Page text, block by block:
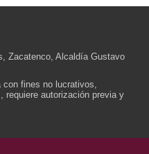
Zacatenco, Alcaldía Gustavo
fines no lucrativos,
requiere autorización previa y